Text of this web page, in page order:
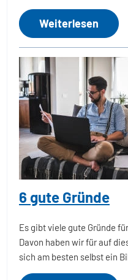
Weiterlesen
6 gute Gründe
Es gibt viele gute Gründe
Davon haben wir für auf
sich am besten selbst ein